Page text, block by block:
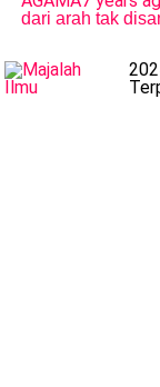
dari arah tak